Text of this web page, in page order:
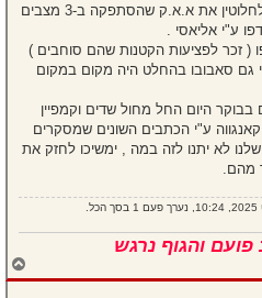
נהדרות ולמעשה באר שבע ניטרלה לחלוטין את א.א.ק שהסתפקה ב-3 מצבים
( זכר לפציעות הקטנות שהם סוחבים )
גם סאבובו בהחלט היה מקום במקום
בבוקר היום החל מחול שדים וקמפיין
ע"י הכתבים השונים שמסקרים
לא יתנו לזה במה , ימשיכו לחזק את
מהם.
והגוף נרגש
ח
ז